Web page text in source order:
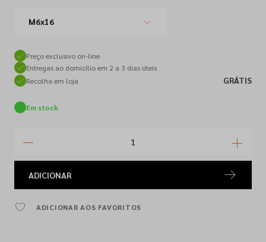
M6x16
Preço exclusivo on-line
Entregas ao domicílio em 2 a 3 dias úteis
Recolha em loja
GRÁTIS
Em stock
ADICIONAR
ADICIONAR AOS FAVORITOS